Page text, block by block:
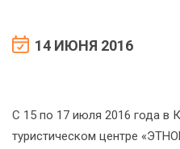
14 ИЮНЯ 2016
С 15 по 17 июля 2016 года в
туристическом центре